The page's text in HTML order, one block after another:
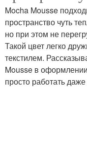
Mocha Mousse
пространство чуть
но при этом не
Такой цвет легко
текстилем.
Mousse в
просто работать